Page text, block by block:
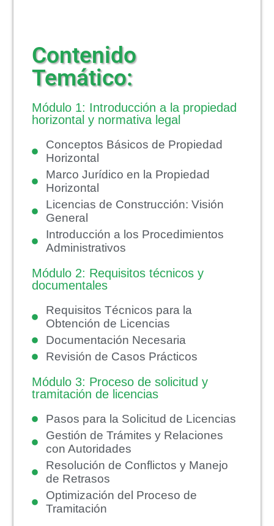
Contenido
Temático:
Módulo 1: Introducción a la propiedad
horizontal y normativa legal
Conceptos Básicos de Propiedad
Horizontal
Marco Jurídico en la Propiedad
Horizontal
Licencias de Construcción: Visión
General
Introducción a los Procedimientos
Administrativos
Módulo 2: Requisitos técnicos y
documentales
Requisitos Técnicos para la
Obtención de Licencias
Documentación Necesaria
Revisión de Casos Prácticos
Módulo 3: Proceso de solicitud y
tramitación de licencias
Pasos para la Solicitud de Licencias
Gestión de Trámites y Relaciones
con Autoridades
Resolución de Conflictos y Manejo
de Retrasos
Optimización del Proceso de
Tramitación